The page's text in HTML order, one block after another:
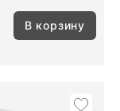
В корзину